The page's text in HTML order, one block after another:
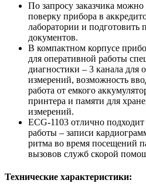
По запросу заказчика
поверку прибора в
лаборатории и подготовить
документов.
В компактном корпусе
для оперативной работы
диагностики – 3 канала для
измерений, возможность
работа от емкого
принтера и памяти для
измерений.
ECG-1103 отлично
работы – записи
ритма во время посещений
вызовов служб скорой
Технические характеристики: